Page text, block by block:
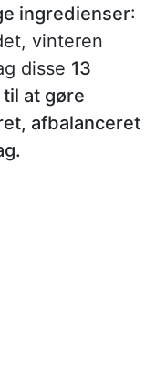
ingredienser:
vinteren
disse 13
at gøre
afbalanceret